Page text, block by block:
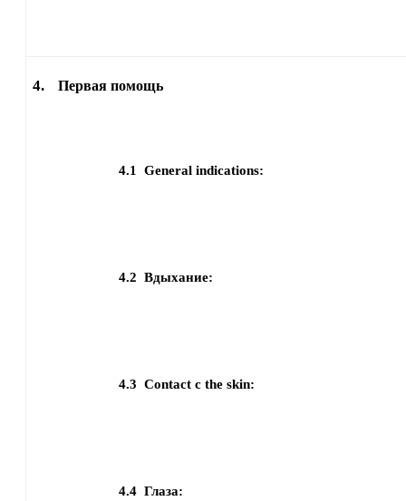
4. Первая помощь
4.1 General indications:
4.2 Вдыхание:
4.3 Contact с the skin:
4.4 Глаза: